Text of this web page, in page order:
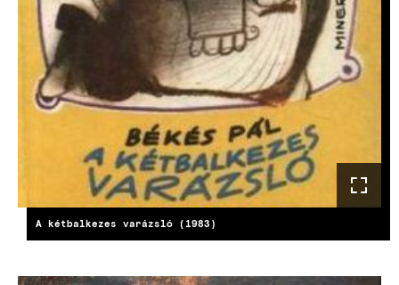
A kétbalkezes varázsló (1983)